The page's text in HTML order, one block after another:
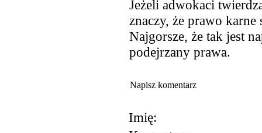
Jeżeli adwokaci
znaczy, że prawo
Najgorsze, że tak jest
podejrzany prawa.
Napisz komentarz
Imię: